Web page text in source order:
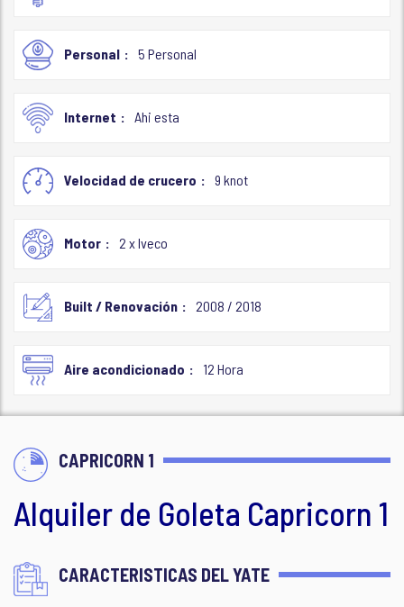
Personal 5 Personal
Internet Ahi esta
Velocidad de crucero 9 knot
Motor 2 x Iveco
Built / Renovación 2008 / 2018
Aire acondicionado 12 Hora
CAPRICORN 1
Alquiler de Goleta Capricorn 1
CARACTERISTICAS DEL YATE